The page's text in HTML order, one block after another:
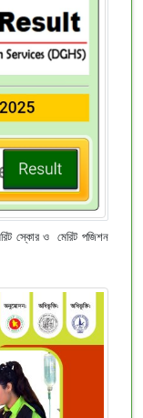
স্কোর ও মেরিট পজিশন